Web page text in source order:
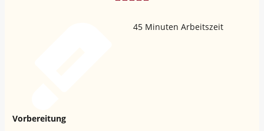
Vorbereitung
45 Minuten Arbeitszeit